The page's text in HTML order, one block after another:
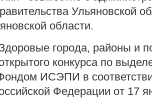
Ульяновской
области.
города, районы и
конкурса по
ИСЭПИ в
Федерации от 17